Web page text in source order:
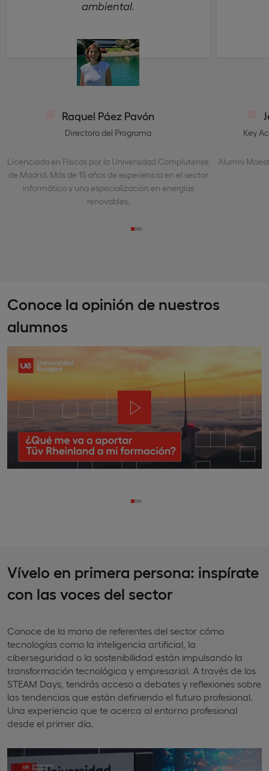
ambiental.
Raquel Páez Pavón
Directora del Programa
Licenciada en Físicas por la Universidad Complutense
de Madrid. Más de 15 años de experiencia en el sector
informático y una especialización en energías
renovables.
Key
Alumni
Conoce la opinión de nuestros
alumnos
Vívelo en primera persona: inspírate
con las voces del sector
Conoce de la mano de referentes del sector cómo
tecnologías como la inteligencia artificial, la
ciberseguridad o la sostenibilidad están impulsando la
transformación tecnológica y empresarial. A través de los
STEAM Days, tendrás acceso a debates y reflexiones sobre
las tendencias que están definiendo el futuro profesional.
Una experiencia que te acerca al entorno profesional
desde el primer día.